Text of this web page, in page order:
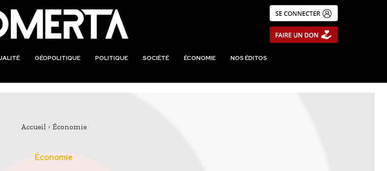
GÉOPOLITIQUE POLITIQUE SOCIÉTÉ ÉCONOMIE NOS ÉDITOS
Accueil Économie
Économie